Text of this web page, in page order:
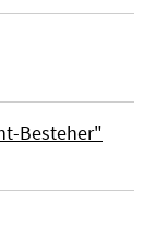
Besteher"